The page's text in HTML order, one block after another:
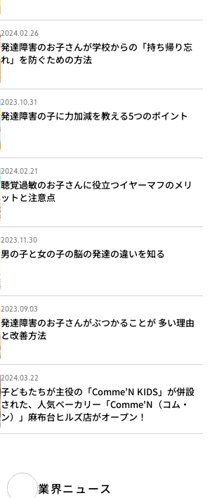
2024.02.26
発達障害のお子さんが学校からの「持ち帰り忘
れ」を防ぐための方法
2023.10.31
発達障害の子に力加減を教える5つのポイント
2024.02.21
聴覚過敏のお子さんに役立つイヤーマフのメリ
ットと注意点
2023.11.30
男の子と女の子の脳の発達の違いを知る
2023.09.03
発達障害のお子さんがぶつかることが 多い理由
と改善方法
2024.03.22
子どもたちが主役の「Comme’N KIDS」が併設
された、人気ベーカリー「Comme'N（コム・
ン）」麻布台ヒルズ店がオープン！
業界ニュース